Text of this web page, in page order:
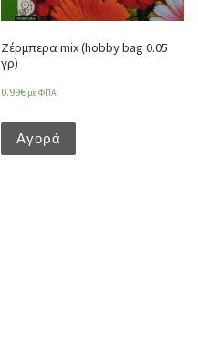
Ζέρμπερα mix (hobby bag 0.05
γρ)
0.99€ με ΦΠΑ
Αγορά